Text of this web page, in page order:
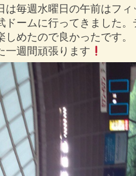
は毎週水曜日の午前はフ
ドームに行ってきました
めたので良かったです。
一週間頑張ります